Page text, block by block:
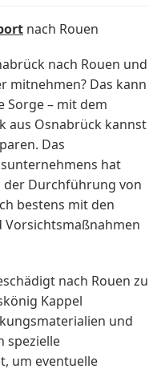
nach Rouen
nach Rouen und
mitnehmen? Das kann
Sorge – mit dem
aus Osnabrück kannst
Das
hat
Durchführung von
bestens mit den
nach Rouen zu
Kappel
und
spezielle
um eventuelle